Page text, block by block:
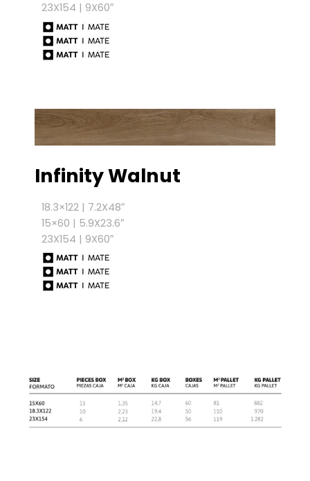
23X154 | 9X60″
Infinity Walnut
18.3×122 | 7.2X48″
15×60 | 5.9X23.6″
23X154 | 9X60″